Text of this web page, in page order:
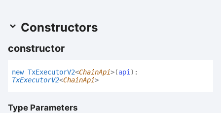
Constructors
constructor
new TxExecutorV2<ChainApi>(api) :
TxExecutorV2<ChainApi>
Type Parameters